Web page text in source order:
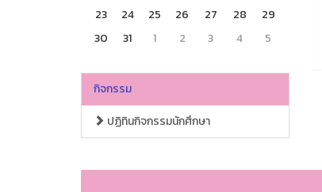
23
24 25 26 27 28
29
30
31 1 2 3 4 5
กิจกรรม
ปฏิทินกิจกรรมนักศึกษา